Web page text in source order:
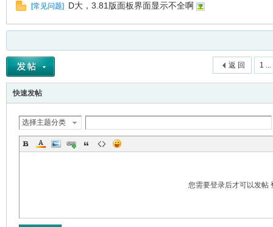
ak
[常见问题] D大，3.81版面板界面显示不全啊
1 ...
返 回
快速发帖
选择主题分类
您需要登录后才可以发帖